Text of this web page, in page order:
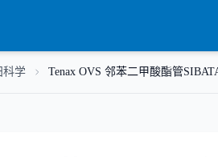
科学 Tenax OVS 邻苯二甲酸酯管